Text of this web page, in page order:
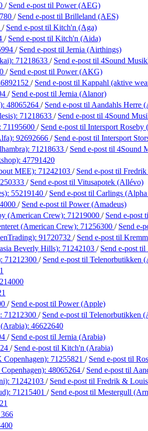
/ Send e-post til Power (AEG)
/ Send e-post til Brilleland (AES)
/ Send e-post til Kitch'n (Aga)
/ Send e-post til Kitch'n (Aida)
/ Send e-post til Jernia (Airthings)
71218633 / Send e-post til 4Sound
/ Send e-post til Power (AKG)
/ Send e-post til Kappahl (aktive
/ Send e-post til Jernia (Alanor)
48065264 / Send e-post til Aandahls Herre
71218633 / Send e-post til 4Sound
71195600 / Send e-post til Intersport Roseby
92692666 / Send e-post til Intersport
71218633 / Send e-post til 4Sound
47791420
MEE): 71242103 / Send e-post til
/ Send e-post til Vitusapotek (Allévo)
55219140 / Send e-post til Carlings (Alpha
/ Send e-post til Power (Amadeus)
(American Crew): 71219000 / Send e-post
(American Crew): 71256300 / Send e-
91720732 / Send e-post til
Beverly Hills): 71242103 / Send e-post til
71212300 / Send e-post til Telenorbutikken
/ Send e-post til Power (Apple)
71212300 / Send e-post til Telenorbutikken
46622640
/ Send e-post til Jernia (Arabia)
/ Send e-post til Kitch'n (Arabia)
71255821 / Send e-post til
48065264 / Send e-post til
71242103 / Send e-post til Fredrik &
71215401 / Send e-post til Mestergull